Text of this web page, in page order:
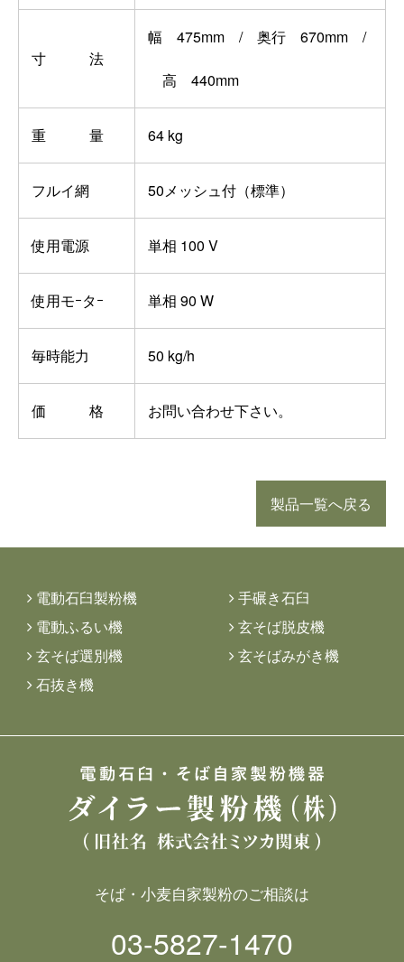
寸 法
幅 475mm / 奥行 670mm /
高 440mm
重 量 64 kg
フルイ網 50メッシュ付（標準）
使用電源 単相 100 V
使用モｰタｰ 単相 90 W
毎時能力 50 kg/h
価 格 お問い合わせ下さい。
製品一覧へ戻る
電動石臼製粉機
手碾き石臼
電動ふるい機
玄そば脱皮機
玄そば選別機
玄そばみがき機
石抜き機
そば・小麦自家製粉のご相談は
03-5827-1470